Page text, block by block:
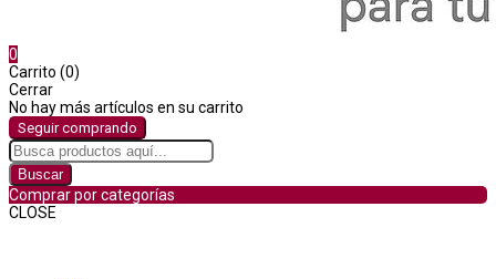
0
Carrito (0)
Cerrar
No hay más artículos en su carrito
Seguir comprando
Buscar
Comprar por categorías
CLOSE